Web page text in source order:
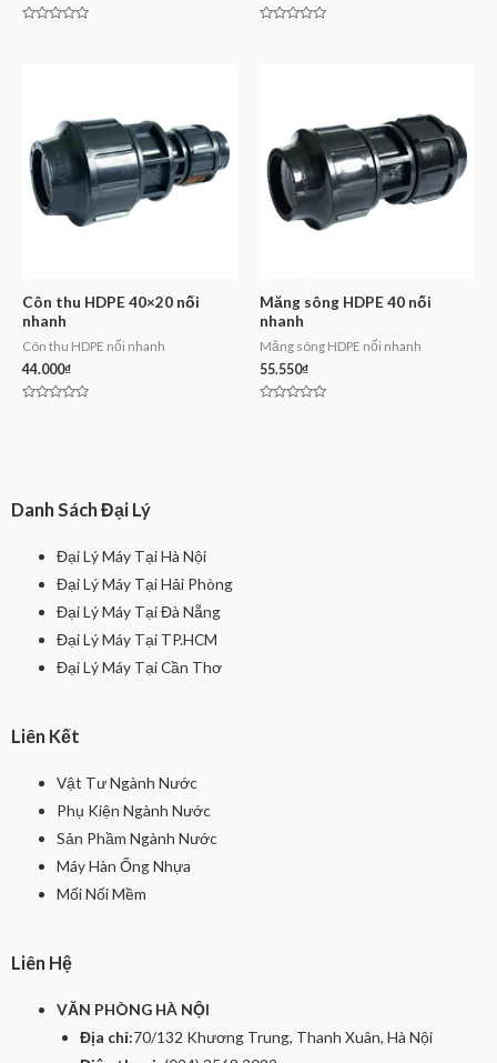
Côn thu HDPE 40×20 nối
nhanh
Côn thu HDPE nối nhanh
44.000₫
Măng sông HDPE 40 nối
nhanh
Măng sông HDPE nối nhanh
55.550₫
Danh Sách Đại Lý
Đại Lý Máy Tại Hà Nội
Đại Lý Máy Tại Hải Phòng
Đại Lý Máy Tại Đà Nẵng
Đại Lý Máy Tại TP.HCM
Đại Lý Máy Tại Cần Thơ
Liên Kết
Vật Tư Ngành Nước
Phụ Kiện Ngành Nước
Sản Phầm Ngành Nước
Máy Hàn Ống Nhựa
Mối Nối Mềm
Liên Hệ
VĂN PHÒNG HÀ NỘI
Địa chỉ:70/132 Khương Trung, Thanh Xuân, Hà Nội